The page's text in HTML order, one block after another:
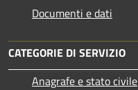
Documenti e dati
CATEGORIE DI SERVIZIO
Anagrafe e stato civile